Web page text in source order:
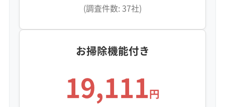
(調査件数: 37社)
お掃除機能付き
19,111円